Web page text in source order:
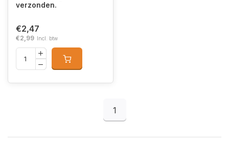
verzonden.
€2,47
€2,99 Incl. btw
1